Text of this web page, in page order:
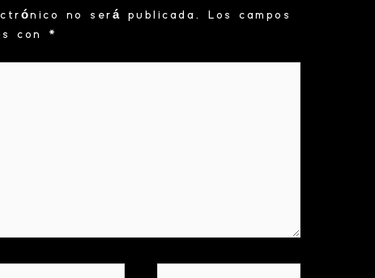
no será publicada.
Los campos
con *